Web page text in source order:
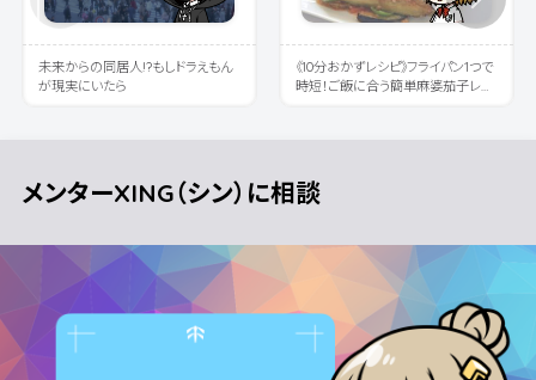
未来からの同居人!?もしドラえもん
が現実にいたら
《10分おかずレシピ》フライパン1つで
時短！ご飯に合う簡単麻婆茄子レシ
メンターXING（シン）に相談